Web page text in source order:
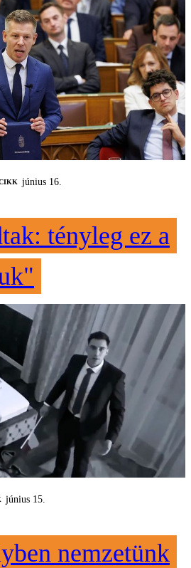
június 16.
tényleg ez a
június 15.
nemzetünk